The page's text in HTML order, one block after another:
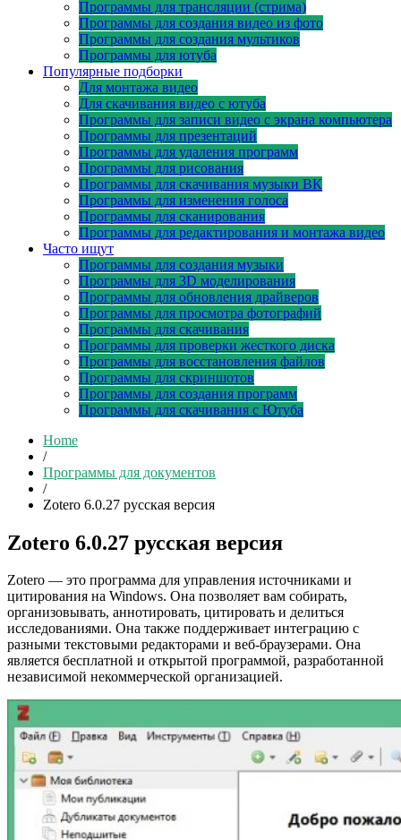
Программы для трансляции (стрима)
Программы для создания видео из фото
Программы для создания мультиков
Программы для ютуба
Популярные подборки
Для монтажа видео
Для скачивания видео с ютуба
Программы для записи видео с экрана компьютера
Программы для презентаций
Программы для удаления программ
Программы для рисования
Программы для скачивания музыки ВК
Программы для изменения голоса
Программы для сканирования
Программы для редактирования и монтажа видео
Часто ищут
Программы для создания музыки
Программы для 3D моделирования
Программы для обновления драйверов
Программы для просмотра фотографий
Программы для скачивания
Программы для проверки жесткого диска
Программы для восстановления файлов
Программы для скриншотов
Программы для создания программ
Программы для скачивания с Ютуба
Home
/
Программы для документов
/
Zotero 6.0.27 русская версия
Zotero 6.0.27 русская версия
Zotero — это программа для управления источниками и
цитирования на Windows. Она позволяет вам собирать,
организовывать, аннотировать, цитировать и делиться
исследованиями. Она также поддерживает интеграцию с
разными текстовыми редакторами и веб-браузерами. Она
является бесплатной и открытой программой, разработанной
независимой некоммерческой организацией.